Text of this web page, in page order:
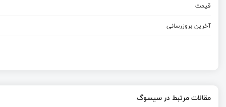
قیمت
آخرین بروزرسانی
مقالات مرتبط در سیسوگ